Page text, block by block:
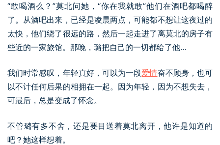
“敢喝酒么？”莫北问她，“你在我就敢”他们在酒吧都喝醉
了。从酒吧出来，已经是凌晨两点，可能都不想让这夜过的
太快，他们绕了很远的路，然后一起走进了离莫北的房子有
些近的一家旅馆。那晚，璐把自己的一切都给了他…
我们时常感叹，年轻真好，可以为一段爱情奋不顾身，也可
以不计任何后果的相拥在一起。因为年轻，因为不想失去，
可最后，总是变成了怀念。
不管璐有多不舍，还是要目送着莫北离开，他许是知道的
吧？她这样想着。